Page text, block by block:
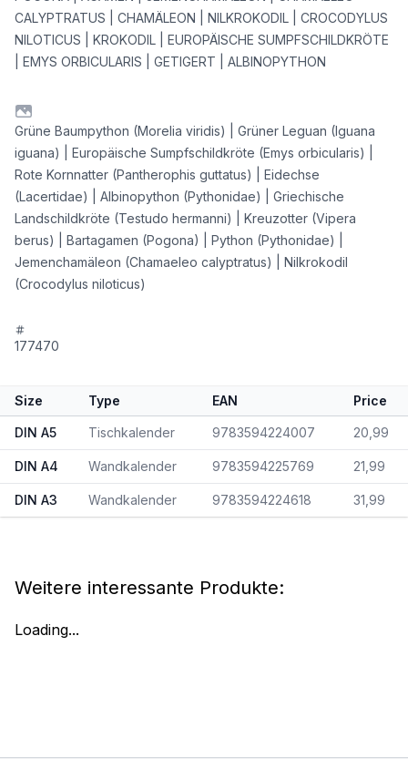
CALYPTRATUS | CHAMÄLEON | NILKROKODIL | CROCODYLUS
NILOTICUS | KROKODIL | EUROPÄISCHE SUMPFSCHILDKRÖTE
| EMYS ORBICULARIS | GETIGERT | ALBINOPYTHON
Grüne Baumpython (Morelia viridis) | Grüner Leguan (Iguana
iguana) | Europäische Sumpfschildkröte (Emys orbicularis) |
Rote Kornnatter (Pantherophis guttatus) | Eidechse
(Lacertidae) | Albinopython (Pythonidae) | Griechische
Landschildkröte (Testudo hermanni) | Kreuzotter (Vipera
berus) | Bartagamen (Pogona) | Python (Pythonidae) |
Jemenchamäleon (Chamaeleo calyptratus) | Nilkrokodil
(Crocodylus niloticus)
177470
Size Type EAN Price
DIN A5 Tischkalender 9783594224007 20,99
DIN A4 Wandkalender 9783594225769 21,99
DIN A3 Wandkalender 9783594224618 31,99
Weitere interessante Produkte:
Loading...